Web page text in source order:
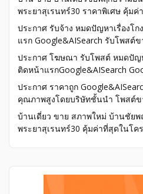
พระยาสุเรนทร์30 ราคาพิเศษ คุ้มค่
ประกาศ รับจ้าง หมดปัญหาเรื่องโ
แรก Google&AISearch รับโพสต์
ประกาศ โฆษณา รับโพสต์ หมดปัญ
ติดหน้าแรกGoogle&AISearch
ประกาศ ราคาถูก
คุณภาพสูงโดยบริษัทชั้นนำ โพสต์
บ้านเดี่ยว ขาย สภาพใหม่ บ้านชัยพ
พระยาสุเรนทร์30 คุ้มค่าที่สุดในโค